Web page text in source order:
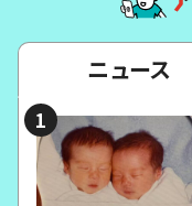
ニュース